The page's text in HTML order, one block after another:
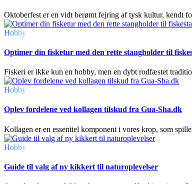
Oktoberfest er en vidt berømt fejring af tysk kultur, kendt
Hobby
Optimer din fisketur med den rette stangholder til
Fiskeri er ikke kun en hobby, men en dybt rodfæstet
Hobby
Oplev fordelene ved kollagen tilskud fra Gua-Sha.dk
Kollagen er en essentiel komponent i vores krop, som
Hobby
Guide til valg af ny kikkert til naturoplevelser